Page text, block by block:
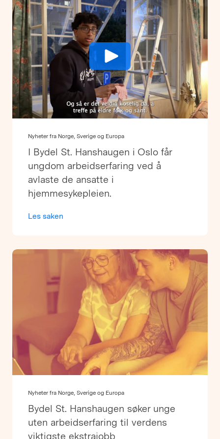
Nyheter fra Norge, Sverige og Europa
I Bydel St. Hanshaugen i Oslo får
ungdom arbeidserfaring ved å
avlaste de ansatte i
hjemmesykepleien.
Les saken
Nyheter fra Norge, Sverige og Europa
Bydel St. Hanshaugen søker unge
uten arbeidserfaring til verdens
viktigste ekstrajobb